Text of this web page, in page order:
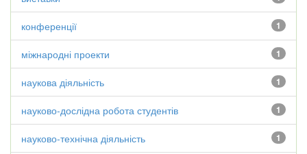
1
конференції
1
міжнародні проекти
1
наукова діяльність
1
науково-дослідна робота студентів
1
науково-технічна діяльність